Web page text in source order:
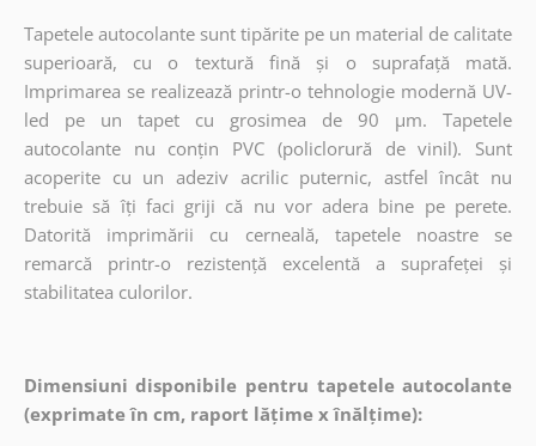
Tapetele autocolante sunt tipărite pe un material de calitate
superioară, cu o textură fină și o suprafață mată.
Imprimarea se realizează printr-o tehnologie modernă UV-
led pe un tapet cu grosimea de 90 µm. Tapetele
autocolante nu conțin PVC (policlorură de vinil). Sunt
acoperite cu un adeziv acrilic puternic, astfel încât nu
trebuie să îți faci griji că nu vor adera bine pe perete.
Datorită imprimării cu cerneală, tapetele noastre se
remarcă printr-o rezistență excelentă a suprafeței și
stabilitatea culorilor.
Dimensiuni disponibile pentru tapetele autocolante
(exprimate în cm, raport lățime x înălțime):